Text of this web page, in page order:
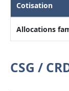
Cotisation
Allocations
CSG /